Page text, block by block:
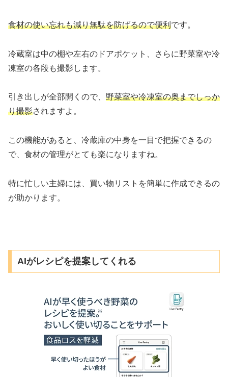
食材の使い忘れも減り無駄を防げるので便利です。
冷蔵室は中の棚や左右のドアポケット、さらに野菜室や冷
凍室の各段も撮影します。
引き出しが全部開くので、 野菜室や冷凍室の奥までしっか
り撮影されますよ。
この機能があると、冷蔵庫の中身を一目で把握できるの
で、食材の管理がとても楽になりますね。
特に忙しい主婦には、買い物リストを簡単に作成できるの
が助かります。
AIがレシピを提案してくれる